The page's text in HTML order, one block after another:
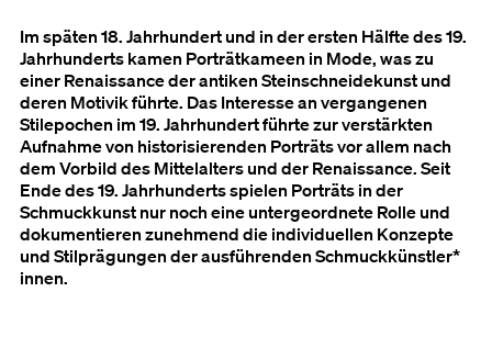
Im späten 18. Jahrhundert und in der ersten Hälfte des 19.
Jahrhunderts kamen Porträtkameen in Mode, was zu
einer Renaissance der antiken Steinschneidekunst und
deren Motivik führte. Das Interesse an vergangenen
Stilepochen im 19. Jahrhundert führte zur verstärkten
Aufnahme von historisierenden Porträts vor allem nach
dem Vorbild des Mittelalters und der Renaissance. Seit
Ende des 19. Jahrhunderts spielen Porträts in der
Schmuckkunst nur noch eine untergeordnete Rolle und
dokumentieren zunehmend die individuellen Konzepte
und Stilprägungen der ausführenden Schmuckkünstler*
innen.